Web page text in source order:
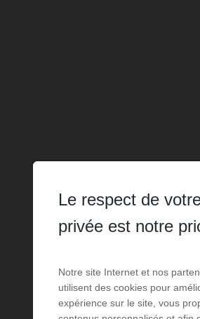
Le respect de
privée est notre
Notre site Internet et nos
utilisent des cookies pour
expérience sur le site, vous